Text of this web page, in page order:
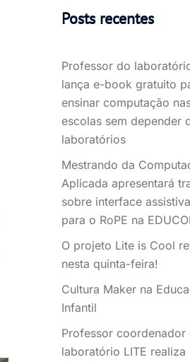
Posts recentes
Professor do
lança e-book gratuito
ensinar computação
escolas sem depender
laboratórios
Mestrando da
Aplicada apresentará
sobre interface
para o RoPE na
O projeto Lite is Cool
nesta quinta-feira!
Cultura Maker na
Infantil
Professor coordenador
laboratório LITE realiza